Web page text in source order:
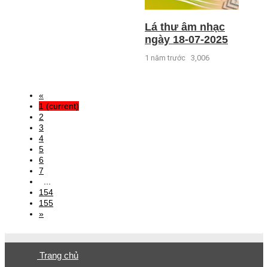
Lá thư âm nhạc
ngày 18-07-2025
1 năm trước 3,006
«
1 (current)
2
3
4
5
6
7
154
155
»
Trang chủ